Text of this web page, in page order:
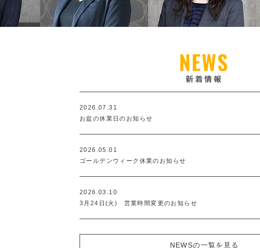
2026.07.31
お盆の休業日のお知らせ
2026.05.01
ゴールデンウィーク休業のお知らせ
2026.03.10
3月24日(火) 営業時間変更のお知らせ
NEWSの一覧を見る